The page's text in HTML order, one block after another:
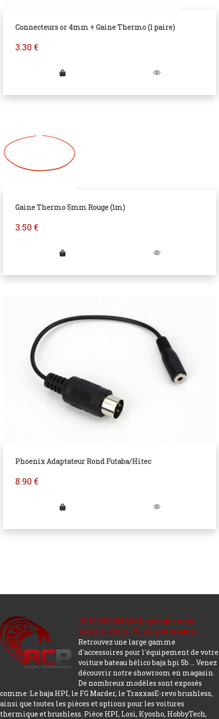
Connecteurs or 4mm + Gaine Thermo (1 paire)
3.30 €
Gaine Thermo 5mm Rouge (1m)
3.50 €
Phoenix Adaptateur Rond Futaba/Hitec
8.90 €
RC PERFORMANCE spécialiste du
modèle réduit 1/5, 1/8, 1/10 et autre.
Retrouvez une large gamme
d'accessoires pour l'équipement de votre
voiture bateau hélico baja hpi 5b ... Venez
découvrir notre showroom en magasin.
De nombreux modèles sont exposés
comme :Le baja HPI, le FG Marder, le TraxxasE-revo brushless,
ainsi que toutes les pièces et options pour les voitures
thermique et brushless. Pièce HPI, Losi, Kyosho, HobbyTech,